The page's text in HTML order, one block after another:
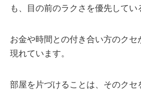
も、目の前のラクさを優先してい
お金や時間との付き合い方のクセ
現れています。
部屋を片づけることは、そのクセ